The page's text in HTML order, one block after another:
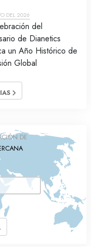
DEL 2026
del
de Dianetics
un Año Histórico de
Global
DE